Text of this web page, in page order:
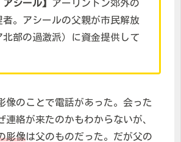
アシール】 アーリントン郊外の
者。アシールの父親が市民解放
北部の過激派）に資金提供して
像のことで電話があった。会った
連絡が来たのかもわからないが、
彫像は父のものだった。だが父の